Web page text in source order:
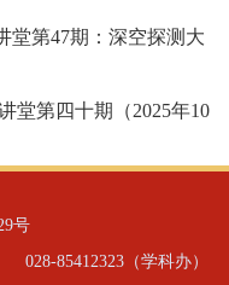
堂第47期：深空探测大
堂第四十期（2025年10
号
028-85412323（学科办）